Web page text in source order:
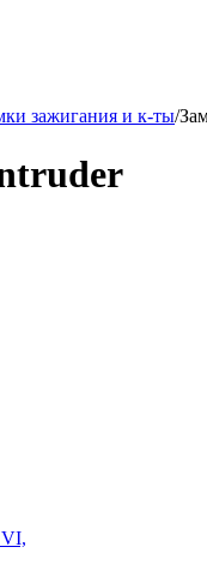
зажигания и к-ты/